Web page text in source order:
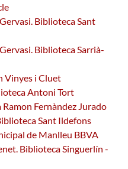
Biblioteca Sant
Biblioteca Sarrià-
Vinyes i Cluet
Antoni Tort
Fernàndez Jurado
Sant Ildefons
de Manlleu BBVA
Biblioteca Singuerlín -